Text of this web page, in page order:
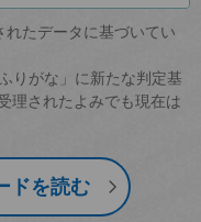
たデータに基づいてい
りがな」に新たな判定基
理されたよみでも現在は
ドを読む